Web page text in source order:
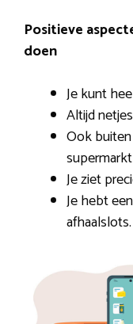
Positieve
doen
Je kunt
Altijd
Ook
Je ziet
Je hebt
afhaalslots.